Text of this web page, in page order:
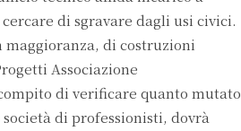
di sgravare dagli usi civici.
maggioranza, di costruzioni
Associazione
di verificare quanto mutato
di professionisti, dovrà